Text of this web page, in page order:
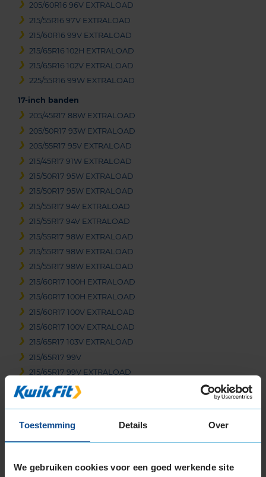
Toestemming Details Over
We gebruiken cookies voor een goed werkende site
205/60R16 96V EXTRALOAD
215/55R16 97V EXTRALOAD
215/60R16 99V EXTRALOAD
215/65R16 102H EXTRALOAD
215/65R16 102V EXTRALOAD
225/55R16 99W EXTRALOAD
17-inch banden
205/45R17 88W EXTRALOAD
205/50R17 93W EXTRALOAD
205/55R17 95V EXTRALOAD
215/45R17 91W EXTRALOAD
215/50R17 95W EXTRALOAD
215/50R17 95W EXTRALOAD
215/55R17 94V EXTRALOAD
215/55R17 94V EXTRALOAD
215/55R17 98W EXTRALOAD
215/55R17 98W EXTRALOAD
215/55R17 98W EXTRALOAD
215/60R17 100H EXTRALOAD
215/60R17 100H EXTRALOAD
215/60R17 100V EXTRALOAD
215/60R17 100V EXTRALOAD
215/65R17 103V EXTRALOAD
215/65R17 99V
215/65R17 99V EXTRALOAD
225/45R17 94W EXTRALOAD
225/50R17 98W EXTRALOAD RUNFLAT
225/55R17 101Y EXTRALOAD